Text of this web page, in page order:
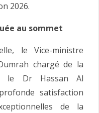
2026.
au sommet
le Vice-ministre
chargé de la
le Dr Hassan Al
satisfaction
de la